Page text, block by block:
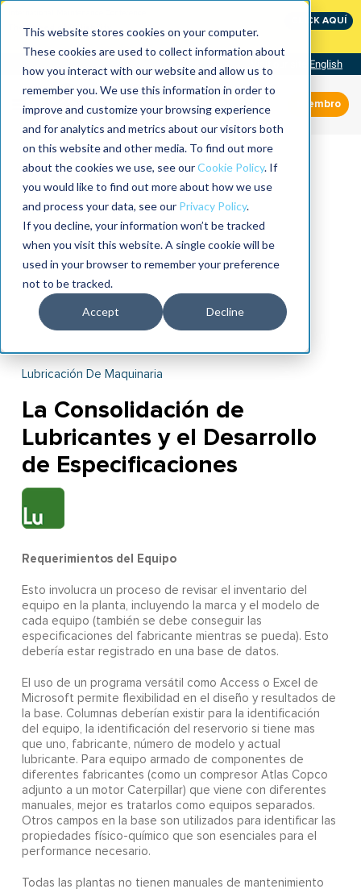
This website stores cookies on your computer.
These cookies are used to collect information about
how you interact with our website and allow us to
remember you. We use this information in order to
improve and customize your browsing experience
and for analytics and metrics about our visitors both
on this website and other media. To find out more
about the cookies we use, see ourCookie Policy. If
you would like to find out more about how we use
and process your data, see our Privacy Policy.
If you decline, your information won’t be tracked
when you visit this website. A single cookie will be
used in your browser to remember your preference
not to be tracked.
Accept Decline
The Speed of Reliability
CLICK AQUÍ
English
Miembro
Lubricación De Maquinaria
La Consolidación de
Lubricantes y el Desarrollo
de Especificaciones
Requerimientos del Equipo
Esto involucra un proceso de revisar el inventario del
equipo en la planta, incluyendo la marca y el modelo de
cada equipo (también se debe conseguir las
especificaciones del fabricante mientras se pueda). Esto
debería estar registrado en una base de datos.
El uso de un programa versátil como Access o Excel de
Microsoft permite flexibilidad en el diseño y resultados de
la base. Columnas deberían existir para la identificación
del equipo, la identificación del reservorio si tiene mas
que uno, fabricante, número de modelo y actual
lubricante. Para equipo armado de componentes de
diferentes fabricantes (como un compresor Atlas Copco
adjunto a un motor Caterpillar) que viene con diferentes
manuales, mejor es tratarlos como equipos separados.
Otros campos en la base son utilizados para identificar las
propiedades físico-químico que son esenciales para el
performance necesario.
Todas las plantas no tienen manuales de mantenimiento